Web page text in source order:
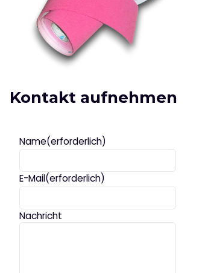
Kontakt aufnehmen
Name(erforderlich)
E-Mail(erforderlich)
Nachricht